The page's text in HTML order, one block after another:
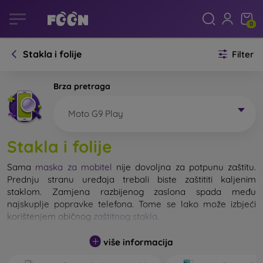
0
Stakla i folije Filter
Brza pretraga
Moto G9 Play
Stakla i folije
Sama maska za mobitel nije dovoljna za potpunu zaštitu.
Prednju stranu uređaja trebali biste zaštititi kaljenim
staklom. Zamjena razbijenog zaslona spada među
najskuplje popravke telefona. Tome se lako može izbjeći
korištenjem običnog zaštitnog stakla
Nerazbijivo staklo za mobitel ne postoji, ali u većini slučajeva
više informacija